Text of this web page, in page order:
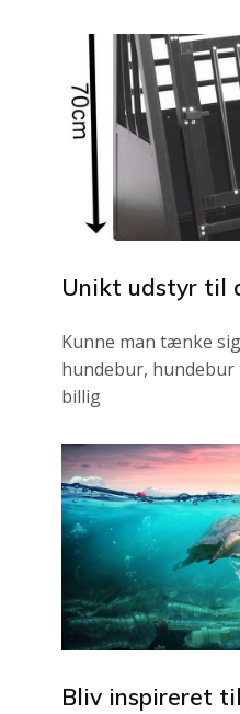
Unikt udstyr til
Kunne man tænke
hundebur,
billig
Bliv inspireret